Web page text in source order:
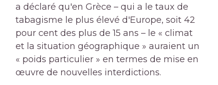
a déclaré qu'en Grèce – qui a le taux de
tabagisme le plus élevé d'Europe, soit 42
pour cent des plus de 15 ans – le « climat
et la situation géographique » auraient un
« poids particulier » en termes de mise en
œuvre de nouvelles interdictions.